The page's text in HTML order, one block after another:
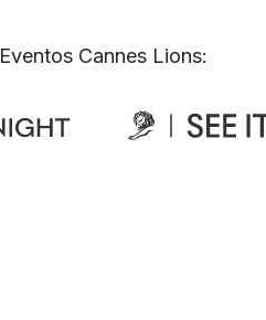
Eventos Cannes Lions: